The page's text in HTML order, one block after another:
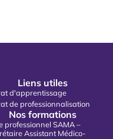
Liens utiles
d'apprentissage
de professionnalisation
Nos formations
professionnel SAMA –
Assistant Médico-